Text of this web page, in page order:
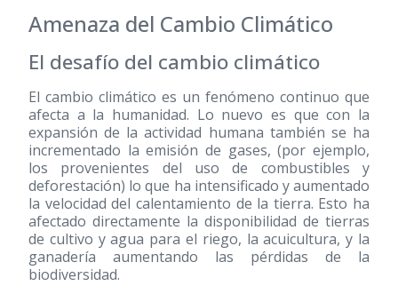
Amenaza del Cambio Climático
El desafío del cambio climático
El cambio climático es un fenómeno continuo que
afecta a la humanidad. Lo nuevo es que con la
expansión de la actividad humana también se ha
incrementado la emisión de gases, (por ejemplo,
los provenientes del uso de combustibles y
deforestación) lo que ha intensificado y aumentado
la velocidad del calentamiento de la tierra. Esto ha
afectado directamente la disponibilidad de tierras
de cultivo y agua para el riego, la acuicultura, y la
ganadería aumentando las pérdidas de la
biodiversidad.